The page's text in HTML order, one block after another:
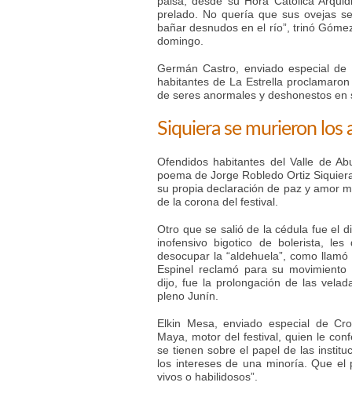
prelado. No quería que sus ovejas
bañar desnudos en el río”, trinó
domingo.
Germán Castro, enviado especial
habitantes de La Estrella
de seres anormales y deshonestos en
Siquiera se murieron los
Ofendidos habitantes del Valle de
poema de Jorge Robledo Ortiz
su propia declaración de paz y amor
de la corona del festival.
Otro que se salió de la cédula fue el
inofensivo bigotico de bolerista,
desocupar la “aldehuela”, como
Espinel reclamó para su
dijo, fue la prolongación de las
pleno Junín.
Elkin Mesa, enviado especial de
Maya, motor del festival, quien le
se tienen sobre el papel de las
los intereses de una minoría. Que
vivos o habilidosos”.